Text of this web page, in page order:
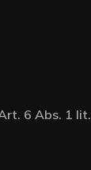
6 Abs. 1 lit.